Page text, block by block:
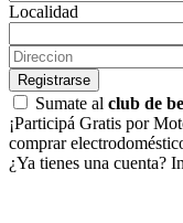
Localidad
Registrarse
Sumate al club de
¡Participá Gratis por
comprar
¿Ya tienes una cuenta?